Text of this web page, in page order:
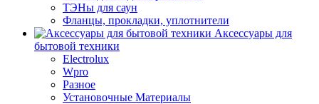
ТЭНы для саун
Фланцы, прокладки, уплотнители
Аксессуары для
бытовой техники
Electrolux
Wpro
Разное
Установочные Материалы